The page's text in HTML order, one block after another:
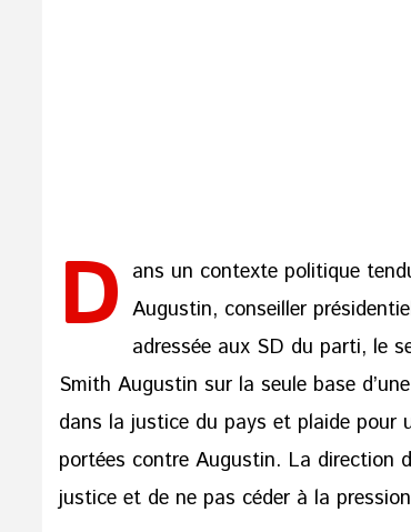
D ans un contexte politique
Augustin, conseiller
adressée aux SD du parti, le
Smith Augustin sur la seule base
dans la justice du pays et plaide pour
portées contre Augustin. La direction
justice et de ne pas céder à la